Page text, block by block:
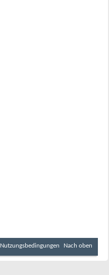
Nutzungsbedingungen Nach oben